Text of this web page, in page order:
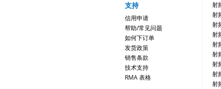
支持
信用申请
帮助/常见问题
如何下订单
发货政策
销售条款
技术支持
RMA 表格
射
射
射
射
射
射
射
射
射